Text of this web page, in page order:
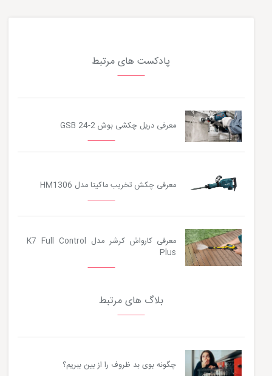
پادکست های مرتبط
معرفی دریل چکشی بوش GSB 24-2
معرفی چکش تخریب ماکیتا مدل HM1306
معرفی کارواش کرشر مدل K7 Full Control
Plus
بلاگ های مرتبط
چگونه بوی بد ظروف را از بین ببریم؟